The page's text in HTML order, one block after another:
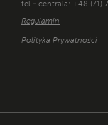
tel - centrala: +48 (71)
Regulamin
Polityka Prywatności